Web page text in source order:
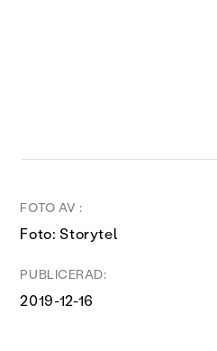
FOTO AV :
Foto: Storytel
PUBLICERAD:
2019-12-16